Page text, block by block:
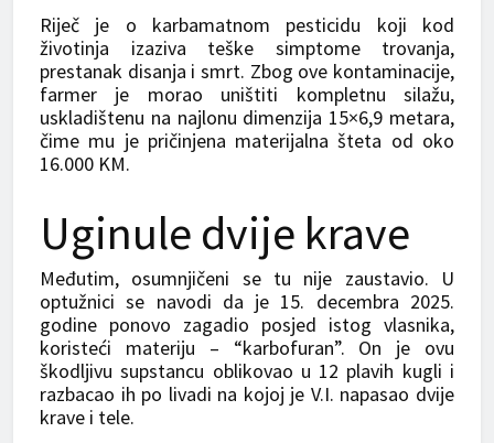
Riječ je o karbamatnom pesticidu koji kod
životinja izaziva teške simptome trovanja,
prestanak disanja i smrt. Zbog ove kontaminacije,
farmer je morao uništiti kompletnu silažu,
uskladištenu na najlonu dimenzija 15×6,9 metara,
čime mu je pričinjena materijalna šteta od oko
16.000 KM.
Uginule dvije krave
Međutim, osumnjičeni se tu nije zaustavio. U
optužnici se navodi da je 15. decembra 2025.
godine ponovo zagadio posjed istog vlasnika,
koristeći materiju – “karbofuran”. On je ovu
škodljivu supstancu oblikovao u 12 plavih kugli i
razbacao ih po livadi na kojoj je V.I. napasao dvije
krave i tele.